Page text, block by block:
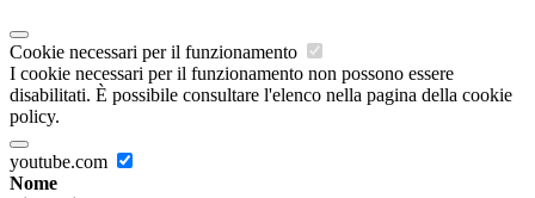
Cookie necessari per il funzionamento
I cookie necessari per il funzionamento non possono essere
disabilitati. È possibile consultare l'elenco nella pagina della cookie
policy.
youtube.com
Nome